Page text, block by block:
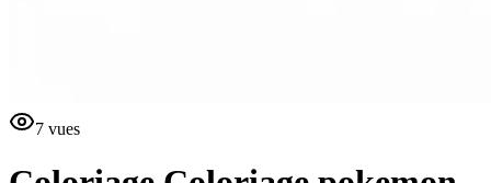
7 vues